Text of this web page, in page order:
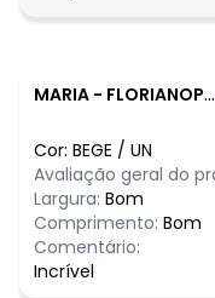
MARIA - FLORIANOPOLIS - SC
Cor: BEGE / UN
Avaliação geral do
Largura: Bom
Comprimento: Bom
Comentário:
Incrível